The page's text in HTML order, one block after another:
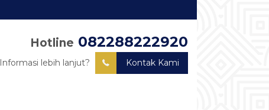
Hotline 082288222920
Informasi lebih lanjut? Kontak Kami